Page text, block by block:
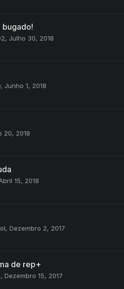
bugado!
, Julho 30, 2018
, Junho 1, 2018
20, 2018
15, 2018
, Dezembro 2, 2017
de rep+
, Dezembro 15, 2017